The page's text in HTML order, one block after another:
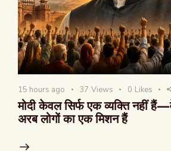
15 hours ago 37 Views 0 Likes
मोदी केवल सिर्फ एक व्यक्ति नहीं
अरब लोगों का एक मिशन हैं